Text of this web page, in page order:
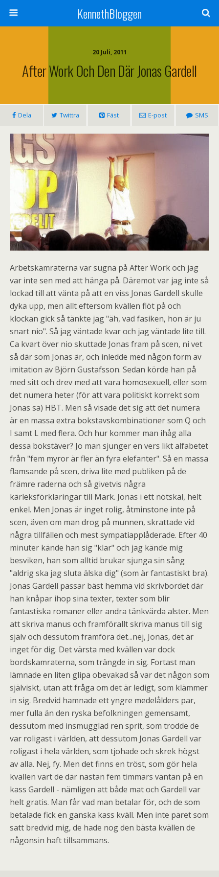
KennethBloggen
20 Juli, 2011
After Work Och Den Där Jonas Gardell
Dela Twittra Fäst E-post SMS
Arbetskamraterna var sugna på After Work och jag
var inte sen med att hänga på. Däremot var jag inte så
lockad till att vänta på att en viss Jonas Gardell skulle
dyka upp, men allt eftersom kvällen flöt på och
klockan gick så tänkte jag "äh, vad fasiken, hon är ju
snart nio". Så jag väntade kvar och jag väntade lite till.
Ca kvart över nio skuttade Jonas fram på scen, ni vet
så där som Jonas är, och inledde med någon form av
imitation av Björn Gustafsson. Sedan körde han på
med sitt och drev med att vara homosexuell, eller som
det numera heter (för att vara politiskt korrekt som
Jonas sa) HBT. Men så visade det sig att det numera
är en massa extra bokstavskombinationer som Q och
I samt L med flera. Och hur kommer man ihåg alla
dessa bokstäver? Jo man sjunger en vers likt alfabetet
från "fem myror är fler än fyra elefanter". Så en massa
flamsande på scen, driva lite med publiken på de
främre raderna och så givetvis några
kärleksförklaringar till Mark. Jonas i ett nötskal, helt
enkel. Men Jonas är inget rolig, åtminstone inte på
scen, även om man drog på munnen, skrattade vid
några tillfällen och mest sympatiapplåderade. Efter 40
minuter kände han sig "klar" och jag kände mig
besviken, han som alltid brukar sjunga sin sång
"aldrig ska jag sluta älska dig" (som är fantastiskt bra).
Jonas Gardell passar bäst hemma vid skrivbordet där
han knåpar ihop sina texter, texter som blir
fantastiska romaner eller andra tänkvärda alster. Men
att skriva manus och framförallt skriva manus till sig
själv och dessutom framföra det...nej, Jonas, det är
inget för dig. Det värsta med kvällen var dock
bordskamraterna, som trängde in sig. Fortast man
lämnade en liten glipa obevakad så var det någon som
själviskt, utan att fråga om det är ledigt, som klämmer
in sig. Bredvid hamnade ett yngre medelålders par,
mer fulla än den ryska befolkningen gemensamt,
dessutom med insmugglad ren sprit, som trodde de
var roligast i världen, att dessutom Jonas Gardell var
roligast i hela världen, som tjohade och skrek högst
av alla. Nej, fy. Men det finns en tröst, som gör hela
kvällen värt de där nästan fem timmars väntan på en
kass Gardell - nämligen att både mat och Gardell var
helt gratis. Man får vad man betalar för, och de som
betalade fick en ganska kass kväll. Men inte paret som
satt bredvid mig, de hade nog den bästa kvällen de
någonsin haft tillsammans.